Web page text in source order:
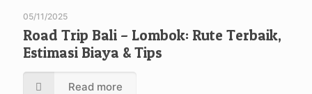
05/11/2025
Road Trip Bali – Lombok: Rute Terbaik,
Estimasi Biaya & Tips
Read more